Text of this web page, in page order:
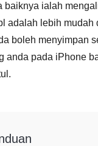
baiknya ialah
adalah lebih mudah
boleh menyimpan
anda pada iPhone